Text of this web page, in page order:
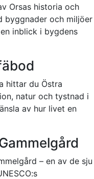
Orsas historia och
byggnader och miljöer
inblick i bygdens
hittar du Östra
natur och tystnad i
av hur livet en
– en av de sju